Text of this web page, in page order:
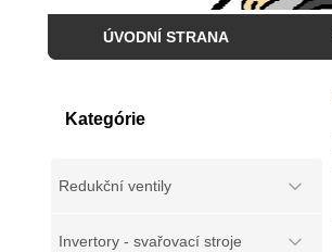
ÚVODNÍ STRANA
Kategórie
Redukční ventily
Invertory - svařovací stroje